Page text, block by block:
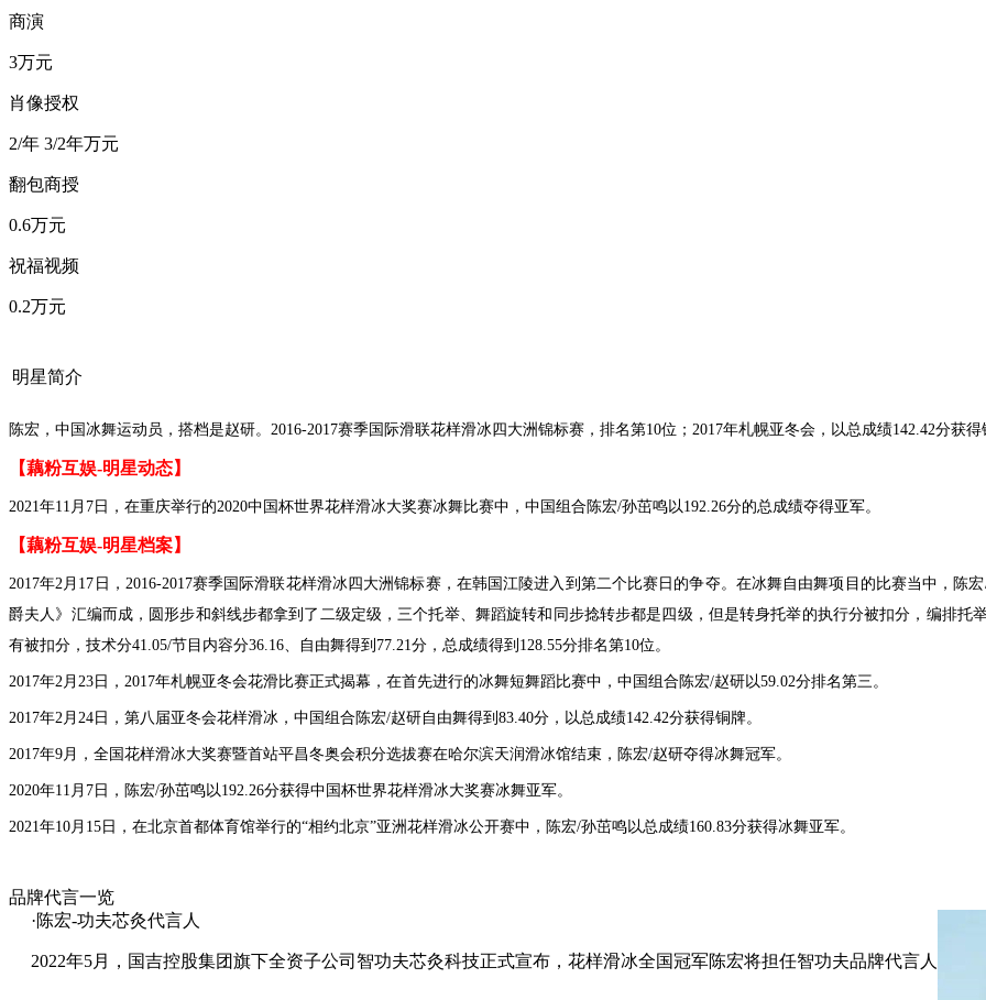
商演
3万元
肖像授权
2/年 3/2年万元
翻包商授
0.6万元
祝福视频
0.2万元
明星简介
陈宏，中国冰舞运动员，搭档是赵研。2016-2017赛季国际滑联花样滑冰四大洲锦标赛，排名第10位；2017年札幌亚冬会，以总成绩142.42分获得
【藕粉互娱-明星动态】
2021年11月7日，在重庆举行的2020中国杯世界花样滑冰大奖赛冰舞比赛中，中国组合陈宏/孙茁鸣以192.26分的总成绩夺得亚军。
【藕粉互娱-明星档案】
2017年2月17日，2016-2017赛季国际滑联花样滑冰四大洲锦标赛，在韩国江陵进入到第二个比赛日的争夺。在冰舞自由舞项目的比赛当中，
爵夫人》汇编而成，圆形步和斜线步都拿到了二级定级，三个托举、舞蹈旋转和同步捻转步都是四级，但是转身托举的执行分被扣分，编排
有被扣分，技术分41.05/节目内容分36.16、自由舞得到77.21分，总成绩得到128.55分排名第10位。
2017年2月23日，2017年札幌亚冬会花滑比赛正式揭幕，在首先进行的冰舞短舞蹈比赛中，中国组合陈宏/赵研以59.02分排名第三。
2017年2月24日，第八届亚冬会花样滑冰，中国组合陈宏/赵研自由舞得到83.40分，以总成绩142.42分获得铜牌。
2017年9月，全国花样滑冰大奖赛暨首站平昌冬奥会积分选拔赛在哈尔滨天润滑冰馆结束，陈宏/赵研夺得冰舞冠军。
2020年11月7日，陈宏/孙茁鸣以192.26分获得中国杯世界花样滑冰大奖赛冰舞亚军。
2021年10月15日，在北京首都体育馆举行的“相约北京”亚洲花样滑冰公开赛中，陈宏/孙茁鸣以总成绩160.83分获得冰舞亚军。
品牌代言一览
·陈宏-功夫芯灸代言人
2022年5月，国吉控股集团旗下全资子公司智功夫芯灸科技正式宣布，花样滑冰全国冠军陈宏将担任智功夫品牌代言人